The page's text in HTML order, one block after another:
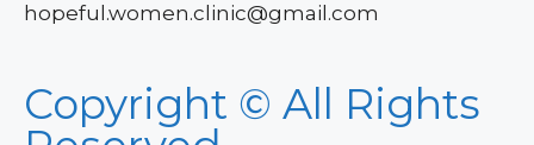
hopeful.women.clinic@gmail.com
Copyright © All Rights